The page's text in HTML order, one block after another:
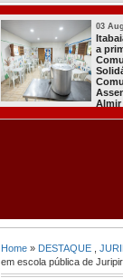
03
surto
João
Home » DESTAQUE
em escola pública de